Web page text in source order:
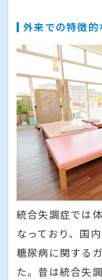
外来での特徴的
統合失調症では
なっており、国
糖尿病に関する
た。昔は統合失